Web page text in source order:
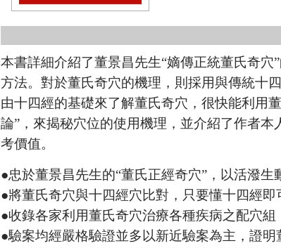
本書詳細介紹了董景昌先生“嫡傳正統董氏奇
方法。對於董氏奇穴的機理，則採用與傳統十
由十四經的基礎來了解董氏奇穴，很快能利用
論”，來揭秘穴位的使用機理，並介紹了作者
考價值。
●忠於董景昌先生的“董氏正經奇穴”，以活潑生
●將董氏奇穴與十四經穴比對，只要懂十四經即
●收錄各家利用董氏奇穴治療各種疾病之配穴組
●驗案均經嚴格驗證並多以新近驗案為主，證明